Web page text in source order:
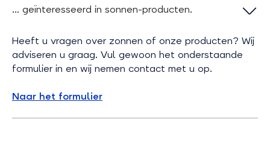
... geïnteresseerd in sonnen-producten.
Heeft u vragen over zonnen of onze producten? Wij
adviseren u graag. Vul gewoon het onderstaande
formulier in en wij nemen contact met u op.
Naar het formulier